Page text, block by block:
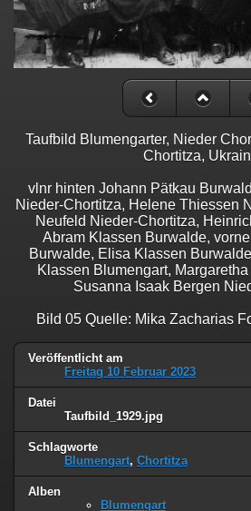
Taufbild Blumengarter, Nieder
Chortitza,
vlnr hinten Johann Pätkau
Nieder-Chortitza, Helene Thiessen
Neufeld Nieder-Chortitza,
Abram Klassen Burwalde,
Burwalde, Elisa Klassen
Klassen Blumengart,
Susanna Isaak Bergen
Bild 05 Quelle: Mika Zacharias
Veröffentlicht am
Freitag 10 Februar 2023
Datei
Taufbild_1929.jpg
Schlagworte
Blumengart, Chortitza
Alben
Blumengart